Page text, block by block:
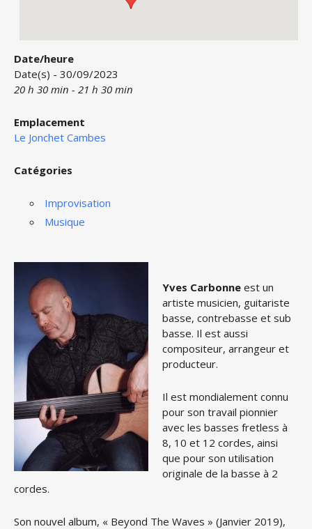
Date/heure
Date(s) - 30/09/2023
20 h 30 min - 21 h 30 min
Emplacement
Le Jonchet Cambes
Catégories
Improvisation
Musique
Yves Carbonne est un
artiste musicien, guitariste
basse, contrebasse et sub
basse. Il est aussi
compositeur, arrangeur et
producteur.
Il est mondialement connu
pour son travail pionnier
avec les basses fretless à
8, 10 et 12 cordes, ainsi
que pour son utilisation
originale de la basse à 2
cordes.
Son nouvel album, « Beyond The Waves » (Janvier 2019),